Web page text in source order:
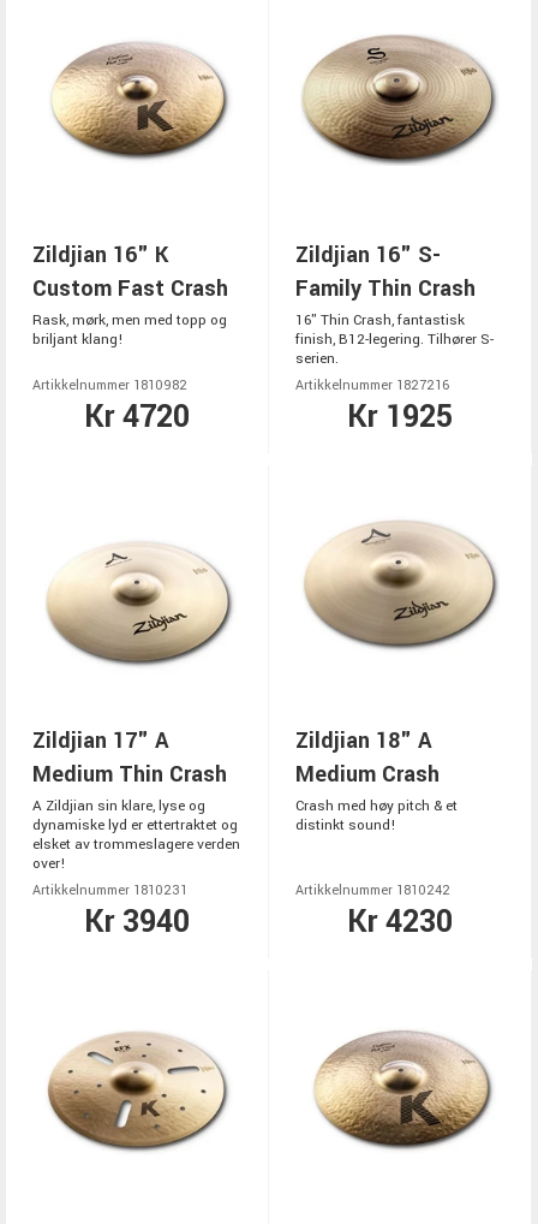
Zildjian 16" K
Custom Fast Crash
Rask, mørk, men med topp og
briljant klang!
Artikkelnummer 1810982
Kr 4720
Zildjian 16" S-
Family Thin Crash
16" Thin Crash, fantastisk
finish, B12-legering. Tilhører S-
serien.
Artikkelnummer 1827216
Kr 1925
Zildjian 17" A
Medium Thin Crash
A Zildjian sin klare, lyse og
dynamiske lyd er ettertraktet og
elsket av trommeslagere verden
over!
Artikkelnummer 1810231
Kr 3940
Zildjian 18" A
Medium Crash
Crash med høy pitch & et
distinkt sound!
Artikkelnummer 1810242
Kr 4230